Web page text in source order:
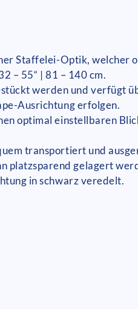
Staffelei-Optik,
– 55“ | 81 – 140 cm.
werden und verfügt
Ausrichtung erfolgen.
optimal einstellbaren
transportiert und
platzsparend gelagert
in schwarz veredelt.